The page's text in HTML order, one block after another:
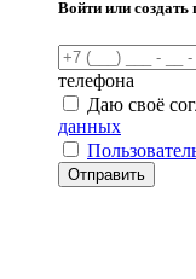
Войти или создать
телефона
Даю своё
данных
Отправить